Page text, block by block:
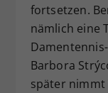
fortsetzen.
nämlich eine
Barbora
später nimmt